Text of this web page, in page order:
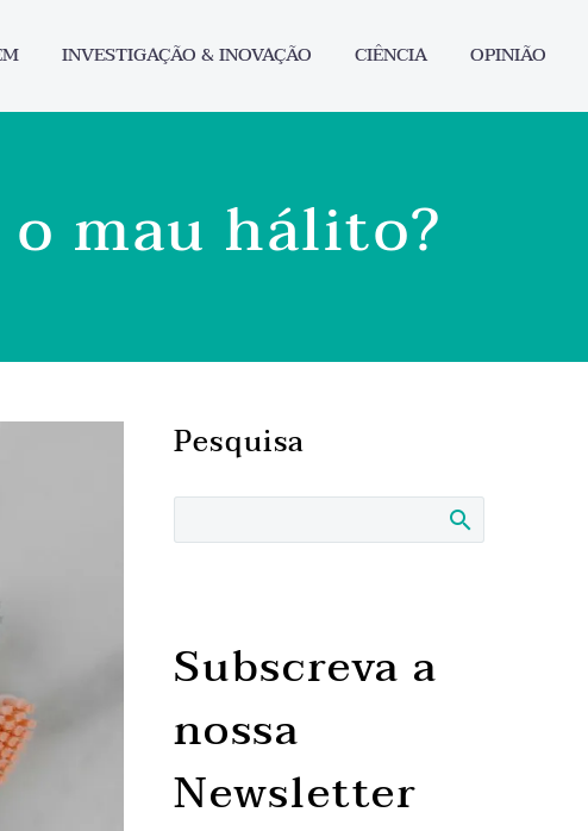
INVESTIGAÇÃO & INOVAÇÃO CIÊNCIA OPINIÃO
mau hálito?
Pesquisa
Subscreva a
nossa
Newsletter